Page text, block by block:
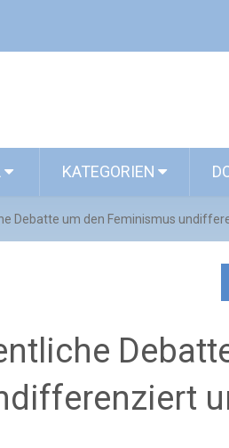
KATEGORIEN
Debatte um den Feminismus